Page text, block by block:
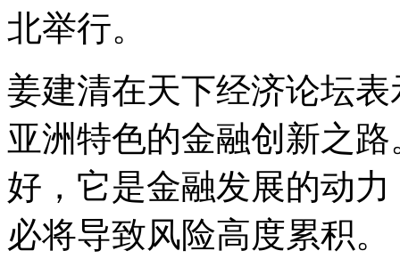
北举行。
姜建清在天下经济论坛表
亚洲特色的金融创新之
好，它是金融发展的动
必将导致风险高度累积。